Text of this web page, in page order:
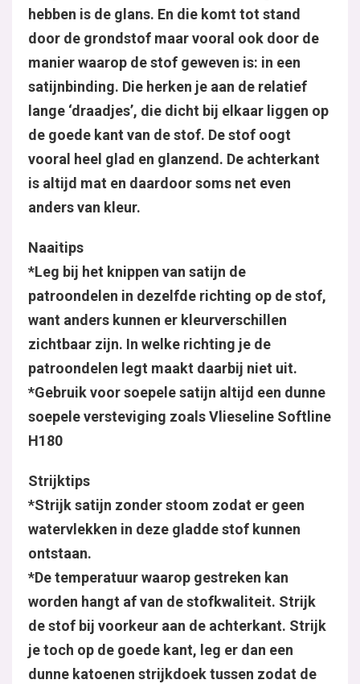
hebben is de glans. En die komt tot stand
door de grondstof maar vooral ook door de
manier waarop de stof geweven is: in een
satijnbinding. Die herken je aan de relatief
lange ‘draadjes’, die dicht bij elkaar liggen op
de goede kant van de stof. De stof oogt
vooral heel glad en glanzend. De achterkant
is altijd mat en daardoor soms net even
anders van kleur.
Naaitips
*Leg bij het knippen van satijn de
patroondelen in dezelfde richting op de stof,
want anders kunnen er kleurverschillen
zichtbaar zijn. In welke richting je de
patroondelen legt maakt daarbij niet uit.
*Gebruik voor soepele satijn altijd een dunne
soepele versteviging zoals Vlieseline Softline
H180
Strijktips
*Strijk satijn zonder stoom zodat er geen
watervlekken in deze gladde stof kunnen
ontstaan.
*De temperatuur waarop gestreken kan
worden hangt af van de stofkwaliteit. Strijk
de stof bij voorkeur aan de achterkant. Strijk
je toch op de goede kant, leg er dan een
dunne katoenen strijkdoek tussen zodat de